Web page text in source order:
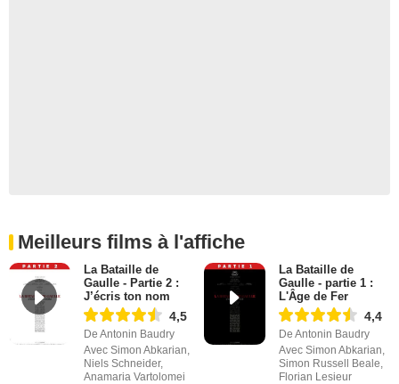
Meilleurs films à l'affiche
La Bataille de
Gaulle - Partie 2 :
J’écris ton nom
4,5
De Antonin Baudry
Avec Simon Abkarian,
Niels Schneider,
Anamaria Vartolomei
La Bataille de
Gaulle - partie 1 :
L'Âge de Fer
4,4
De Antonin Baudry
Avec Simon Abkarian,
Simon Russell Beale,
Florian Lesieur